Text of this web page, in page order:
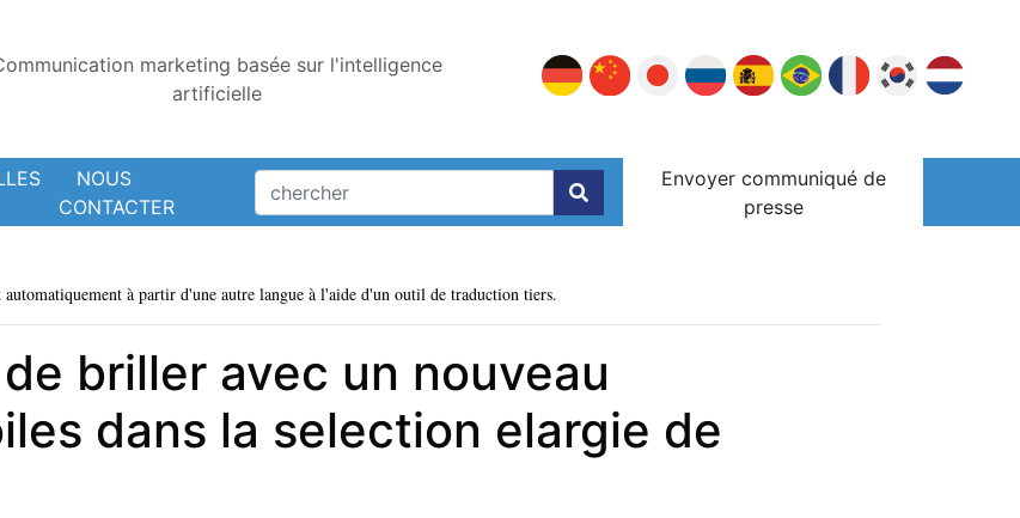
marketing basée sur l'intelligence
artificielle
NOUS
CONTACTER
Envoyer communiqué de
presse
à partir d'une autre langue à l'aide d'un outil de traduction tiers.
briller avec un nouveau
dans la selection elargie de